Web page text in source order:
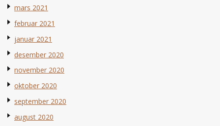
mars 2021
februar 2021
januar 2021
desember 2020
november 2020
oktober 2020
september 2020
august 2020